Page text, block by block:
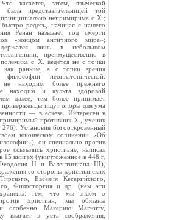
касается, затем, языческой
была представительницей той
непримирима с X.;
редеть, начиная с нашего
Ренан называет год смерти
«концом античного миpa»;
держатся лишь в небольшом
преимущественно в
с X. ведётся не с точки
как раньше, а с точки зрения
неоплатонической.
находим более прежнего
находим и культа здоровой
далее, тем более принимает
приверженцы ищут опоры для ума
— в аскезе. Интересен в
противник X., ученик
Установив богооткровенный
юношеском сочинении «Об
он специально против
ссылались христиане, написал
15 книгах (уничтоженное в 448 г.
II и Валентиниана III),
со стороны христианских
Евсевия Кесарийского,
Филосторгия и др. (нам эти
тем, что мы знаем о
христиан, мы обязаны
особенно Макарию Магниту,
влагает в уста соображения,